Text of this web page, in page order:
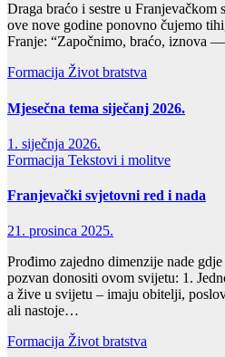
Draga braćo i sestre u Franjevačkom
ove nove godine ponovno čujemo
Franje: “Započnimo, braćo, iznova
Formacija Život bratstva
Mjesečna tema siječanj 2026.
1. siječnja 2026.
Formacija Tekstovi i molitve
Franjevački svjetovni red i nada
21. prosinca 2025.
Prođimo zajedno dimenzije nade
pozvan donositi ovom svijetu: 1.
a žive u svijetu – imaju obitelji,
ali nastoje…
Formacija Život bratstva